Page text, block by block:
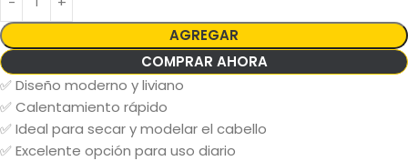
AGREGAR
COMPRAR AHORA
✅ Diseño moderno y liviano
✅ Calentamiento rápido
✅ Ideal para secar y modelar el cabello
✅ Excelente opción para uso diario